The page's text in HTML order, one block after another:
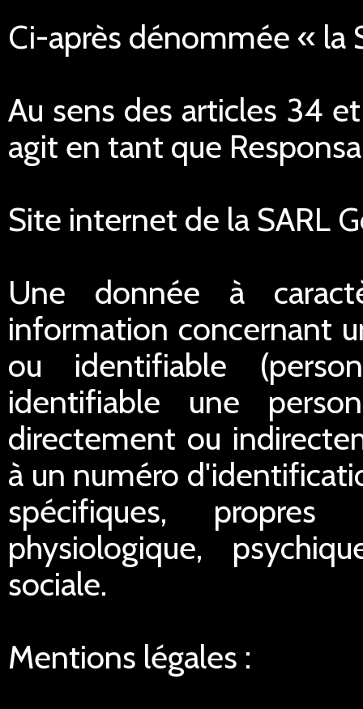
Ci-après dénommée « la
Au sens des articles 34
agit en tant que
Site internet de la SARL
Une donnée à
information concernant
ou identifiable
identifiable une
directement ou
à un numéro
spécifiques,
physiologique,
sociale.
Mentions légales :